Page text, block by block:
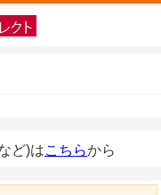
ど)はこちらから